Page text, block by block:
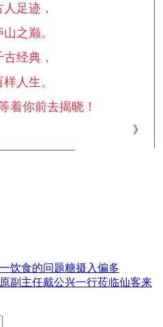
足迹，
之巅。
古经典，
人生。
着你前去揭晓！
》
饮食的问题糖摄入偏多
副主任戴公兴一行莅临仙客来